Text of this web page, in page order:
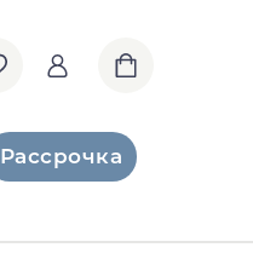
Рассрочка